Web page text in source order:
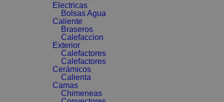
Electricas
Bolsas Agua
Caliente
Braseros
Calefaccion
Exterior
Calefactores
Calefactores
Cerámicos
Calienta
Camas
Chimeneas